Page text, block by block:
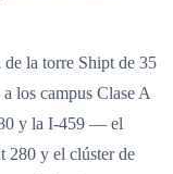
la torre Shipt de 35
los campus Clase A
y la I-459 — el
280 y el clúster de